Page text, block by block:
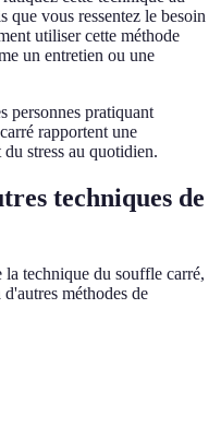
que vous ressentez le besoin
utiliser cette méthode
un entretien ou une
personnes pratiquant
rapportent une
stress au quotidien.
techniques de
technique du souffle carré,
méthodes de